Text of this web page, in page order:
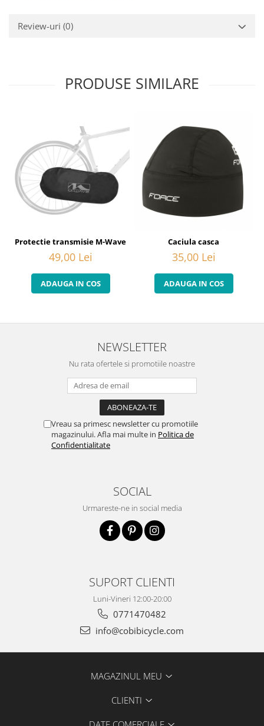
Review-uri (0)
PRODUSE SIMILARE
Protectie transmisie M-Wave
49,00 Lei
ADAUGA IN COS
Caciula casca
35,00 Lei
ADAUGA IN COS
NEWSLETTER
Nu rata ofertele si promotiile noastre
Vreau sa primesc newsletter cu promotiile
magazinului. Afla mai multe in Politica de
Confidentialitate
SOCIAL
Urmareste-ne in social media
SUPORT CLIENTI
Luni-Vineri 12:00-20:00
0771470482
info@cobibicycle.com
MAGAZINUL MEU
CLIENTI